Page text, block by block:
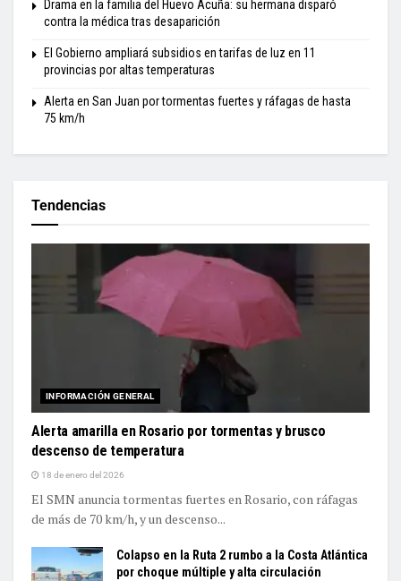
Drama en la familia del Huevo Acuña: su hermana disparó
contra la médica tras desaparición
El Gobierno ampliará subsidios en tarifas de luz en 11
provincias por altas temperaturas
Alerta en San Juan por tormentas fuertes y ráfagas de hasta
75 km/h
Tendencias
INFORMACIÓN GENERAL
Alerta amarilla en Rosario por tormentas y brusco
descenso de temperatura
18 de enero del 2026
El SMN anuncia tormentas fuertes en Rosario, con ráfagas
de más de 70 km/h, y un descenso...
Colapso en la Ruta 2 rumbo a la Costa Atlántica
por choque múltiple y alta circulación